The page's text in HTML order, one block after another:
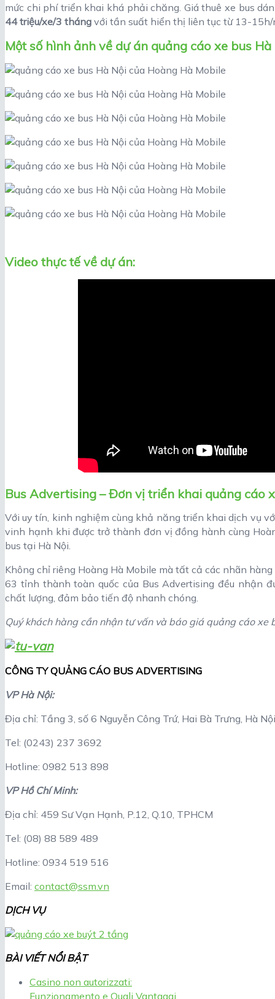
mức chi phí triển khai khá phải chăng. Giá thuê xe bus
44 triệu/xe/3 tháng với tần suất hiển thị liên tục từ 13-15h/
Một số hình ảnh về dự án quảng cáo xe bus
Video thực tế về dự án:
Bus Advertising – Đơn vị triển khai quảng cáo
Với uy tín, kinh nghiệm cùng khả năng triển khai dịch vụ
vinh hạnh khi được trở thành đơn vị đồng hành cùng
bus tại Hà Nội.
Không chỉ riêng Hoàng Hà Mobile mà tất cả các nhãn
63 tỉnh thành toàn quốc của Bus Advertising đều nhận
chất lượng, đảm bảo tiến độ nhanh chóng.
Quý khách hàng cần nhận tư vấn và báo giá quảng cáo
CÔNG TY QUẢNG CÁO BUS ADVERTISING
VP Hà Nội:
Địa chỉ: Tầng 3, số 6 Nguyễn Công Trứ, Hai Bà Trưng, Hà Nội
Tel: (0243) 237 3692
Hotline: 0982 513 898
VP Hồ Chí Minh:
Địa chỉ: 459 Sư Vạn Hạnh, P.12, Q.10, TPHCM
Tel: (08) 88 589 489
Hotline: 0934 519 516
Email: contact@ssm.vn
DỊCH VỤ
BÀI VIẾT NỔI BẬT
Casino non autorizzati:
Funzionamento e Quali Vantaggi